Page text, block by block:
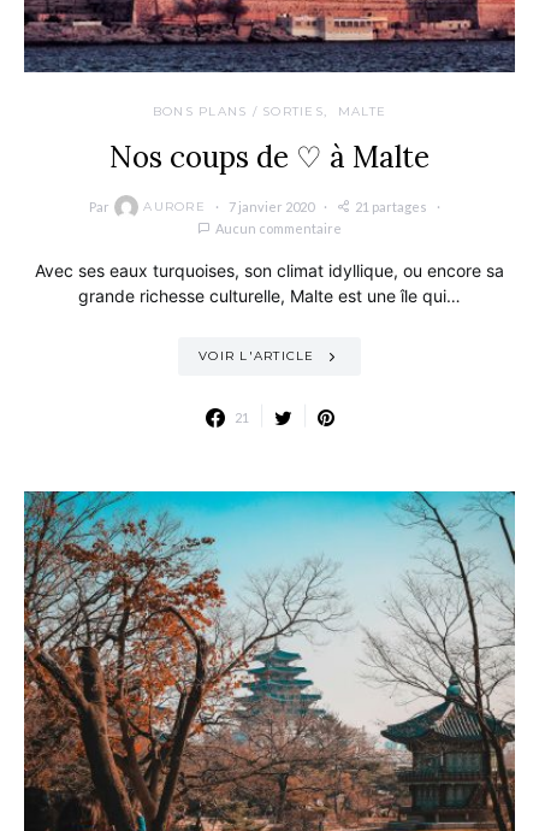
BONS PLANS / SORTIES MALTE
Nos coups de ♡ à Malte
Par AURORE 7 janvier 2020
21 partages
Aucun commentaire
Avec ses eaux turquoises, son climat idyllique, ou encore sa
grande richesse culturelle, Malte est une île qui…
VOIR L'ARTICLE
21